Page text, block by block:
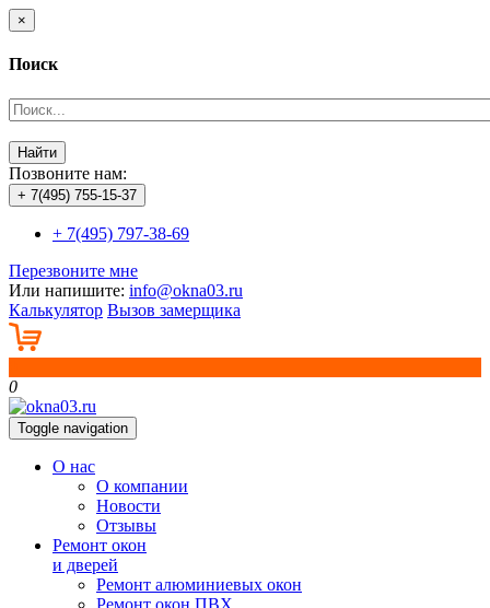
×
Поиск
Найти
Позвоните нам:
+ 7(495) 755-15-37
+ 7(495) 797-38-69
Перезвоните мне
Или напишите: info@okna03.ru
Калькулятор Вызов замерщика
0
Toggle navigation
О нас
О компании
Новости
Отзывы
Ремонт окон
и дверей
Ремонт алюминиевых окон
Ремонт окон ПВХ